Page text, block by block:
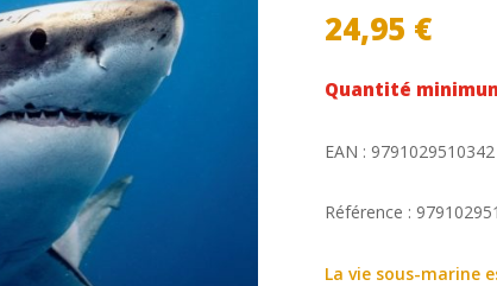
24,95 €
Quantité
EAN : 9791029510342
Référence :
La vie sous-marine